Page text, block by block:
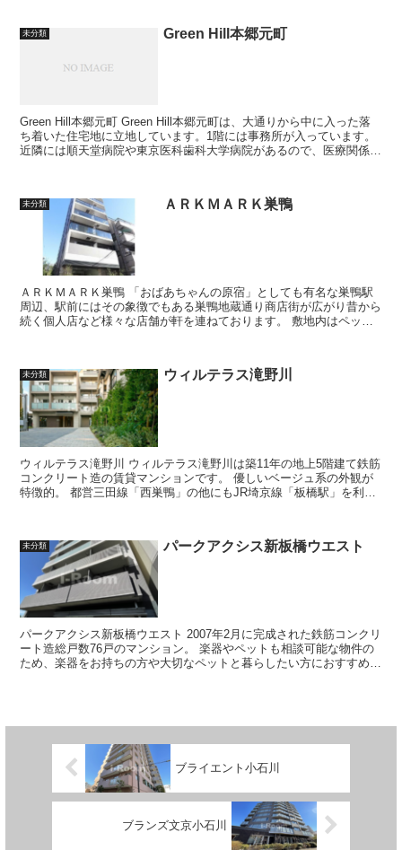
未分類 Green Hill本郷元町
Green Hill本郷元町 Green Hill本郷元町は、大通りから中に入った落
ち着いた住宅地に立地しています。1階には事務所が入っています。
近隣には順天堂病院や東京医科歯科大学病院があるので、医療関係者
未分類 ＡＲＫＭＡＲＫ巣鴨
ＡＲＫＭＡＲＫ巣鴨 「おばあちゃんの原宿」としても有名な巣鴨駅
周辺、駅前にはその象徴でもある巣鴨地蔵通り商店街が広がり昔から
続く個人店など様々な店舗が軒を連ねております。 敷地内はペット
未分類 ウィルテラス滝野川
ウィルテラス滝野川 ウィルテラス滝野川は築11年の地上5階建て鉄筋
コンクリート造の賃貸マンションです。 優しいベージュ系の外観が
特徴的。 都営三田線「西巣鴨」の他にもJR埼京線「板橋駅」を利用
未分類 パークアクシス新板橋ウエスト
パークアクシス新板橋ウエスト 2007年2月に完成された鉄筋コンクリ
ート造総戸数76戸のマンション。 楽器やペットも相談可能な物件の
ため、楽器をお持ちの方や大切なペットと暮らしたい方におすすめで
ブライエント小石川
ブランズ文京小石川